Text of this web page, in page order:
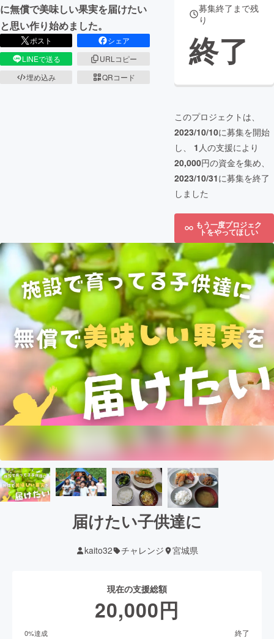
に無償で美味しい果実を届けたい
と思い作り始めました。
ポスト
シェア
LINEで送る
URLコピー
埋め込み
QRコード
募集終了まで残
り
終了
このプロジェクトは、
2023/10/10に募集を開始
し、 1 人の支援により
20,000円の資金を集め、
2023/10/31に募集を終了
しました
もう一度プロジェク
トをやってほしい
届けたい子供達に
kaito32 チャレンジ 宮城県
現在の支援総額
20,000円
0%達成 終了